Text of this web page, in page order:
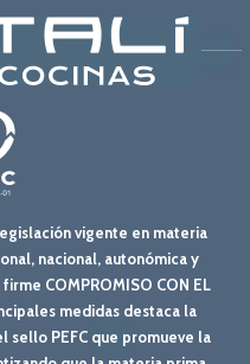
vigente en materia
nacional, autonómica y
COMPROMISO CON EL
medidas destaca la
sello PEFC que promueve la